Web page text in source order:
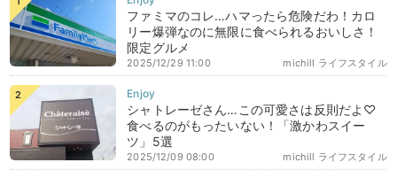
ファミマのコレ…ハマったら危険だわ！カロ
リー爆弾なのに無限に食べられるおいしさ！
限定グルメ
michill ライフスタイル
2025/12/29 11:00
シャトレーゼさん…この可愛さは反則だよ♡
食べるのがもったいない！「激かわスイー
ツ」5選
michill ライフスタイル
2025/12/09 08:00